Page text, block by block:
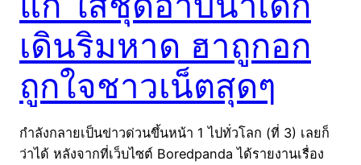
เดินริมหาด ฮาถูกอก
ถูกใจชาวเน็ตสุดๆ
กำลังกลายเป็นข่าวด่วนขึ้นหน้า 1 ไปทั่วโลก (ที่ 3) เลยก็
ว่าได้ หลังจากที่เว็บไซต์ Boredpanda ได้รายงานเรื่อง